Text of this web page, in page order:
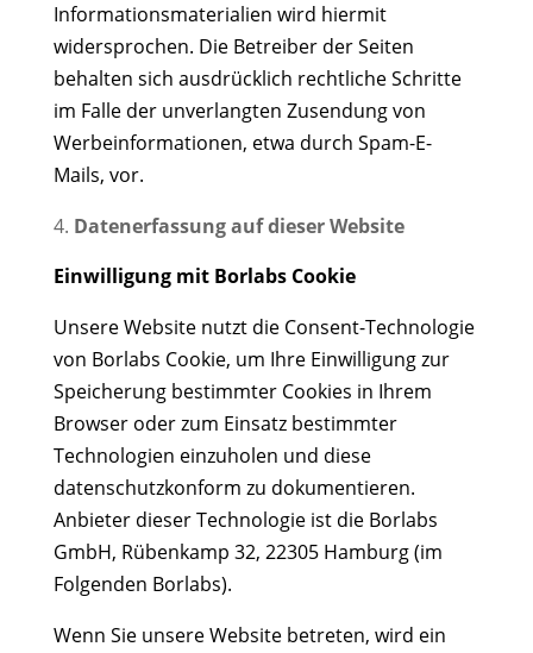
Informationsmaterialien wird hiermit
widersprochen. Die Betreiber der Seiten
behalten sich ausdrücklich rechtliche Schritte
im Falle der unverlangten Zusendung von
Werbeinformationen, etwa durch Spam-E-
Mails, vor.
Datenerfassung auf dieser Website
Einwilligung mit Borlabs Cookie
Unsere Website nutzt die Consent-Technologie
von Borlabs Cookie, um Ihre Einwilligung zur
Speicherung bestimmter Cookies in Ihrem
Browser oder zum Einsatz bestimmter
Technologien einzuholen und diese
datenschutzkonform zu dokumentieren.
Anbieter dieser Technologie ist die Borlabs
GmbH, Rübenkamp 32, 22305 Hamburg (im
Folgenden Borlabs).
Wenn Sie unsere Website betreten, wird ein